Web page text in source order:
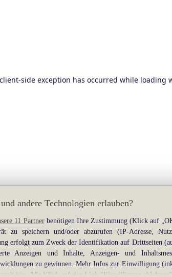
client-side exception has occurred while loading
andere Technologien erlauben?
11 Partnerbenötigen Ihre Zustimmung (Klick auf
zu speichern und/oder abzurufen (IP-Adresse,
erfolgt zum Zweck der Identifikation auf Drittseiten
Anzeigen und Inhalte, Anzeigen- und
zu gewinnen. Mehr Infos zur Einwilligung
hier . Mit Klick auf den Link "Einwilligung